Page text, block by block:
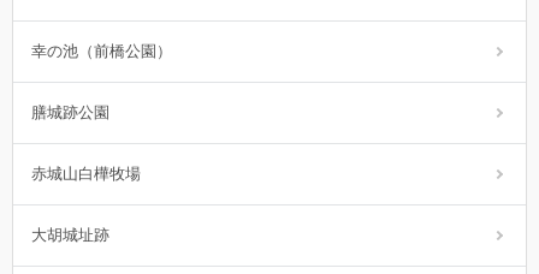
幸の池（前橋公園）
膳城跡公園
赤城山白樺牧場
大胡城址跡